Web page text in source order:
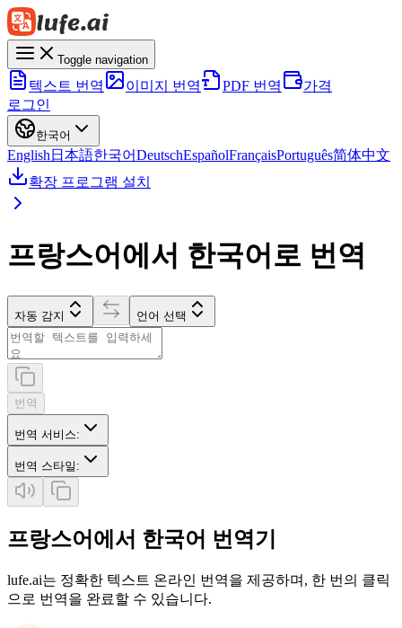
Toggle navigation
텍스트 번역 이미지 번역 PDF 번역
가격
로그인
한국어
English 日本語한국어DeutschEspañolFrançaisPortuguês简体中文
확장 프로그램 설치
프랑스어에서 한국어로 번역
자동 감지 언어 선택
번역
번역 서비스:
번역 스타일 :
프랑스어에서 한국어 번역기
lufe.ai는 정확한 텍스트 온라인 번역을 제공하며, 한 번의 클릭
으로 번역을 완료할 수 있습니다.